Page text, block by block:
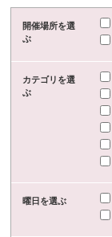
開催場所を選
ぶ
カテゴリを選
ぶ
曜日を選ぶ